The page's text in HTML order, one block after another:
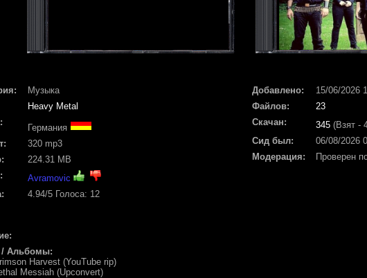
Музыка
Heavy Metal
Германия
320 mp3
224.31 MB
Avramovic
4.94/5 Голоса: 12
Добавлено:
15/06/2026
Файлов:
23
Скачан:
345 (Взят -
Сид был:
06/08/2026
Модерация:
Проверен
/ Альбомы:
Harvest (YouTube rip)
Messiah (Upconvert)